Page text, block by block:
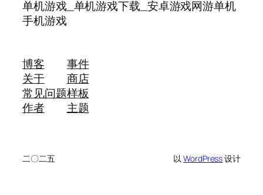
单机游戏_单机游戏下载_安卓游戏网游单机
手机游戏
博客
关于
常见问题
作者
事件
商店
样板
主题
二〇二五 以WordPress设计